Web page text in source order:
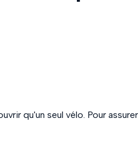
qu'un seul vélo. Pour